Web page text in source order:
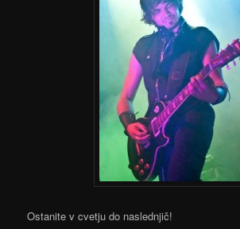
Ostanite v cvetju do naslednjič!